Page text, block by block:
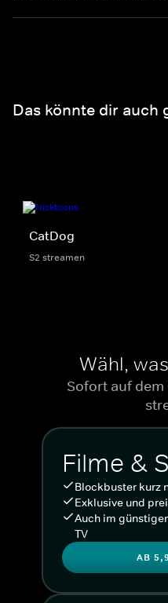
Das könnte dir auch
CatDog
S2 streamen
Wähl,
Sofort auf dem
Filme &
Blockbuster kurz
Exklusive und
Auch im
TV
AB